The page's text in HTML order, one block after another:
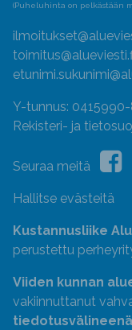
(Puheluhinta on pelkästään
Y-tunnus:
Rekisteri- ja
Seuraa meitä
Hallitse evästeitä
Kustannusliike
perustettu
Viiden kunnan
vakiinnuttanut
tiedotusvälineenä